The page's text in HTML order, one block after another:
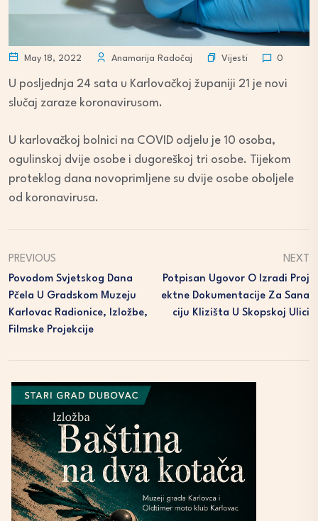
May 18, 2022 Anamarija Radočaj Vijesti 0
U posljednja 24 sata u Karlovačkoj županiji 21 je novi
slučaj zaraze koronavirusom.
U karlovačkoj bolnici na COVID odjelu je 10 osoba,
ogulinskoj dvije osobe i dugoreškoj tri osobe. Tijekom
proteklog dana novoprimljene su dvije osobe oboljele
od koronavirusa.
PREVIOUS
Povodom Svjetskog Dana
Pčela U Gradskom Muzeju
Karlovac Radionice, Izložbe,
Filmske Projekcije
NEXT
Potpisan Ugovor O Izradi Proj
Ektne Dokumentacije Za Sana
Ciju Klizišta U Skopskoj Ulici